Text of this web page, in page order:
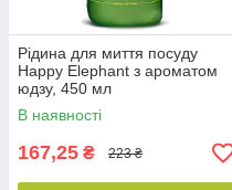
Рідина для миття посуду
Happy Elephant з ароматом
юдзу, 450 мл
В наявності
167,25 ₴ 223 ₴